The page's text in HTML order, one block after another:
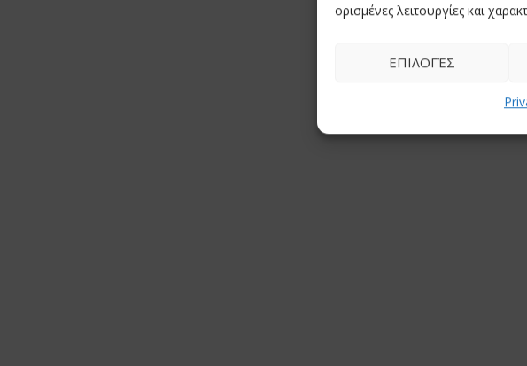
ορισμένες λειτουργίες και
ΕΠΙΛΟΓΈΣ